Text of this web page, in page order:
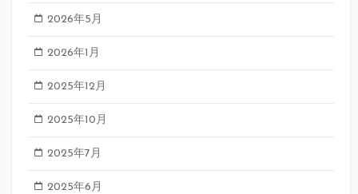
2026年5月
2026年1月
2025年12月
2025年10月
2025年7月
2025年6月